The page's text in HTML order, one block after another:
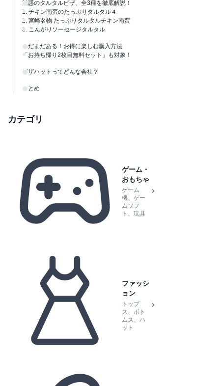
魅惑のタルタルピザ、全3種を徹底解説！
1. チキン南蛮のたっぷりタルタル４
2. 宮崎名物 たっぷりタルタルチキン南蛮
3. こんがりソーセージタルタル
まだまだある！お得に楽しむ購入方法
「お持ち帰り2枚目無料セット」も対象！
ピザハットってどんな会社？
まとめ
カテゴリ
ゲーム・
おもちゃ
ゲーム
機、ゲー
ムソフ
ト、玩具
ファッシ
ョン
トップ
ス、ボト
ムス、ハ
ット